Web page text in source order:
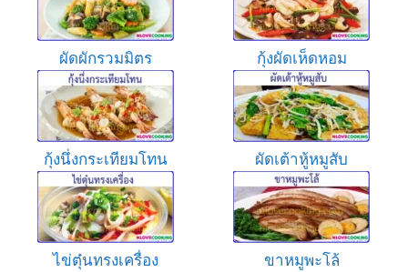
ผัดผักรวมมิตร กุ้งผัดเห็ดหอม
กุ้งนึ่งกระเทียมโทน ผัดเต้าหู้หมูสับ
ไข่ตุ๋นทรงเครื่อง ขาหมูพะโล้